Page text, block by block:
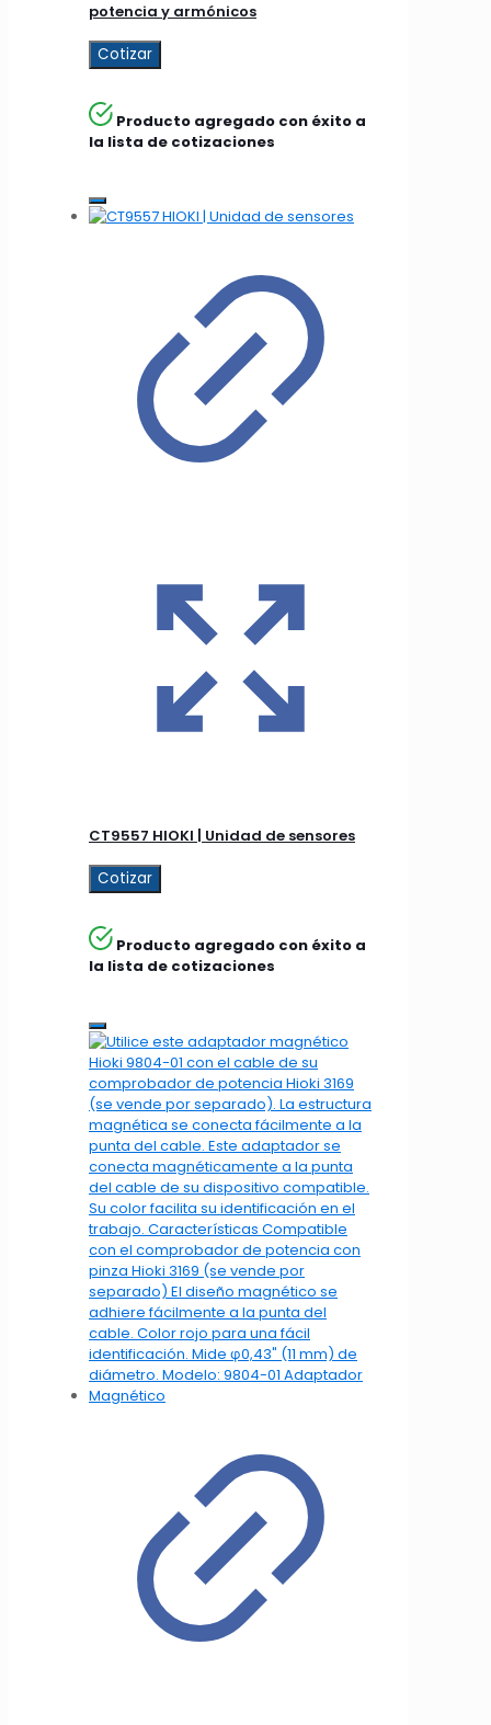
potencia y armónicos
Cotizar
Producto agregado con éxito a
la lista de cotizaciones
CT9557 HIOKI | Unidad de sensores
Cotizar
Producto agregado con éxito a
la lista de cotizaciones